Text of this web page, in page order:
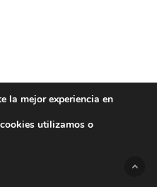
la mejor experiencia en
utilizamos o